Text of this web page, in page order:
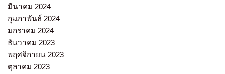
มีนาคม 2024
กุมภาพันธ์ 2024
มกราคม 2024
ธันวาคม 2023
พฤศจิกายน 2023
ตุลาคม 2023